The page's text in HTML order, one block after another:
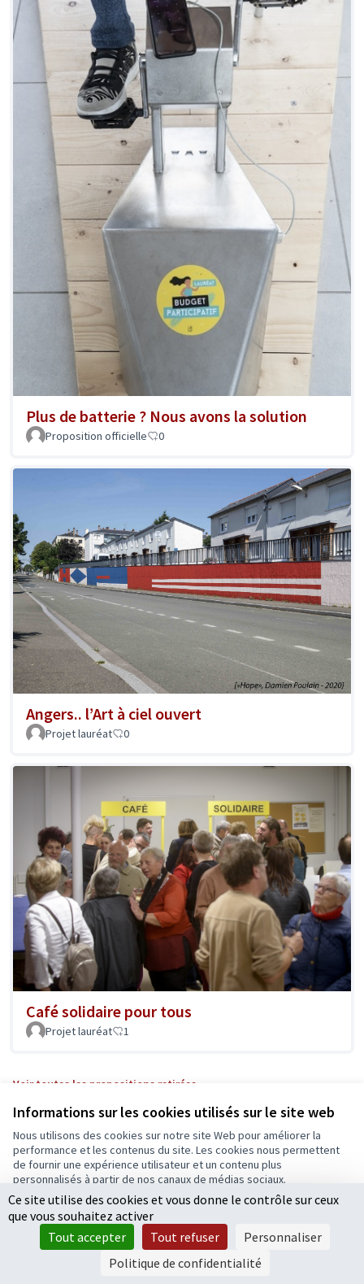
Informations sur les cookies utilisés sur le site web
Nous utilisons des cookies sur notre site Web pour améliorer la
performance et les contenus du site. Les cookies nous permettent
de fournir une expérience utilisateur et un contenu plus
personnalisés à partir de nos canaux de médias sociaux.
Tout accepter
Accepter seulement les cookies essentiels
Paramètres
Plus de batterie ? Nous avons la solution
Proposition officielle 0
Angers.. l’Art à ciel ouvert
Projet lauréat 0
Café solidaire pour tous
Projet lauréat 1
Voir toutes les propositions retirées
Conditions d'utilisation
Paramètres des cookies
Ecrivons Angers sur X
(Lien externe)
Ecrivons Angers sur Facebook
(Lien externe)
logiciel libre Decidim
(Lien externe)
.
Licence
(Lien
Ce site utilise des cookies et vous donne le contrôle sur ceux
que vous souhaitez activer
Tout accepter
Tout refuser
Personnaliser
Politique de confidentialité